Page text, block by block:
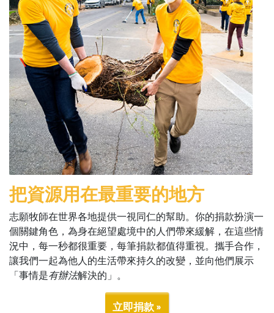
把資源用在最重要的地方
志願牧師在世界各地提供一視同仁的幫助。你的捐款扮演一
個關鍵角色，為身在絕望處境中的人們帶來緩解，在這些情
況中，每一秒都很重要，每筆捐款都值得重視。攜手合作，
讓我們一起為他人的生活帶來持久的改變，並向他們展示
「事情是有辦法解決的」。
立即捐款 »